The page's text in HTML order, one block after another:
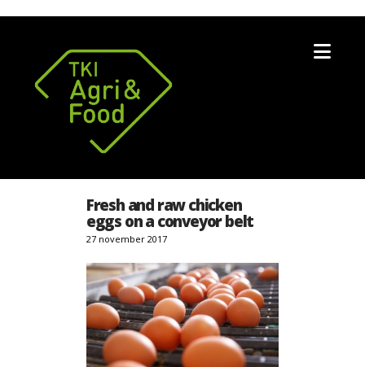
Fresh and raw chicken
eggs on a conveyor belt
27 november 2017